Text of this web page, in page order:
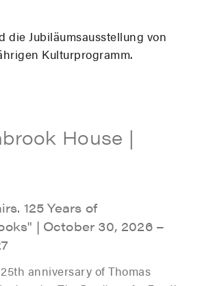
die Jubiläumsausstellung von
Kulturprogramm.
House |
125 Years of
| October 30, 2026 –
anniversary of Thomas